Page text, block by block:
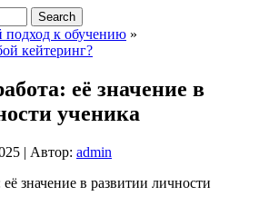
к обучению »
кейтеринг?
её значение в
ученика
| Автор: admin